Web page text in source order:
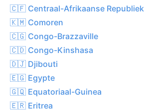
🇨🇫 Centraal-Afrikaanse Republiek
🇰🇲 Comoren
🇨🇬 Congo-Brazzaville
🇨🇩 Congo-Kinshasa
🇩🇯 Djibouti
🇪🇬 Egypte
🇬🇶 Equatoriaal-Guinea
🇪🇷 Eritrea